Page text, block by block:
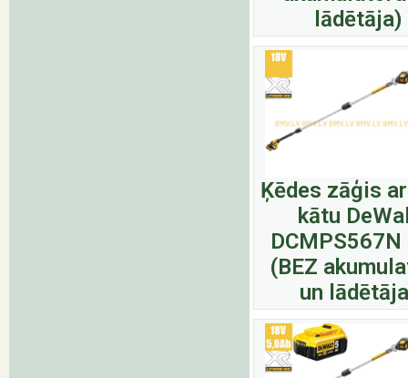
lādētāja)
Ķēdes zāģis
kātu
DCMPS567N
(BEZ
un